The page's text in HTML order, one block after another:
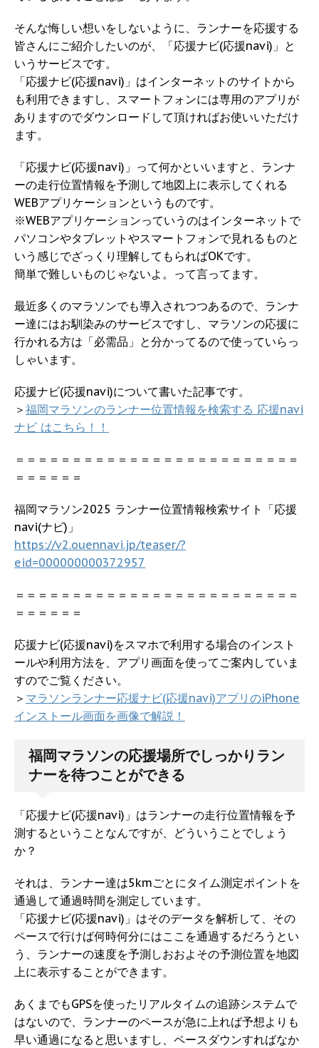
そんな悔しい想いをしないように、ランナーを応援する
皆さんにご紹介したいのが、「応援ナビ(応援navi)」と
いうサービスです。
「応援ナビ(応援navi)」はインターネットのサイトから
も利用できますし、スマートフォンには専用のアプリが
ありますのでダウンロードして頂ければお使いいただけ
ます。
「応援ナビ(応援navi)」って何かといいますと、ランナ
ーの走行位置情報を予測して地図上に表示してくれる
WEBアプリケーションというものです。
※WEBアプリケーションっていうのはインターネットで
パソコンやタブレットやスマートフォンで見れるものと
いう感じでざっくり理解してもらればOKです。
簡単で難しいものじゃないよ。って言ってます。
最近多くのマラソンでも導入されつつあるので、ランナ
ー達にはお馴染みのサービスですし、マラソンの応援に
行かれる方は「必需品」と分かってるので使っていらっ
しゃいます。
応援ナビ(応援navi)について書いた記事です。
＞ 福岡マラソンのランナー位置情報を検索する 応援navi
ナビ はこちら！！
＝＝＝＝＝＝＝＝＝＝＝＝＝＝＝＝＝＝＝＝＝＝＝＝＝
＝＝＝＝＝＝
福岡マラソン2025 ランナー位置情報検索サイト「応援
navi(ナビ)」
https://v2.ouennavi.jp/teaser/?
eid=000000000372957
＝＝＝＝＝＝＝＝＝＝＝＝＝＝＝＝＝＝＝＝＝＝＝＝＝
＝＝＝＝＝＝
応援ナビ(応援navi)をスマホで利用する場合のインスト
ールや利用方法を、アプリ画面を使ってご案内していま
すのでご覧ください。
＞ マラソンランナー応援ナビ(応援navi)アプリのiPhone
インストール画面を画像で解説！
福岡マラソンの応援場所でしっかりラン
ナーを待つことができる
「応援ナビ(応援navi)」はランナーの走行位置情報を予
測するということなんですが、どういうことでしょう
か？
それは、ランナー達は5kmごとにタイム測定ポイントを
通過して通過時間を測定しています。
「応援ナビ(応援navi)」はそのデータを解析して、その
ペースで行けば何時何分にはここを通過するだろうとい
う、ランナーの速度を予測しおおよその予測位置を地図
上に表示することができます。
あくまでもGPSを使ったリアルタイムの追跡システムで
はないので、ランナーのペースが急に上れば予想よりも
早い通過になると思いますし、ペースダウンすればなか